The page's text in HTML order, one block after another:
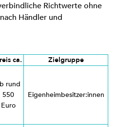
Richtwerte ohne
Händler und
ca.
Zielgruppe
rund
550
Euro
Eigenheimbesitzer:innen